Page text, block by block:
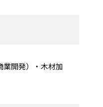
開発）・木材加